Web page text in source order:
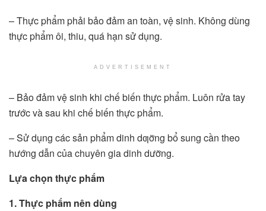
– Thực phẩm phải bảo đảm an toàn, vệ sinh. Không dùng
thực phẩm ôi, thiu, quá hạn sử dụng.
ADVERTISEMENT
– Bảo đảm vệ sinh khi chế biến thực phẩm. Luôn rửa tay
trước và sau khi chế biến thực phẩm.
– Sử dụng các sản phẩm dinh dƣỡng bổ sung cần theo
hướng dẫn của chuyên gia dinh dưỡng.
Lựa chọn thực phẩm
1. Thực phẩm nên dùng